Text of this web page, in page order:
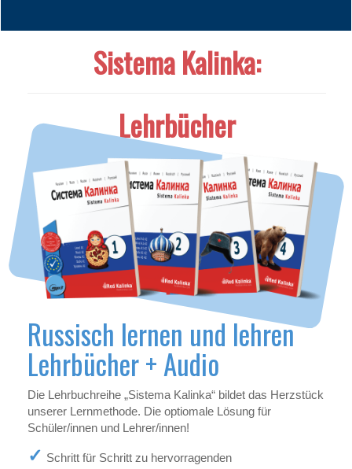
Sistema Kalinka:
Lehrbücher
Russisch lernen und lehren
Lehrbücher + Audio
Die Lehrbuchreihe „Sistema Kalinka“ bildet das Herzstück
unserer Lernmethode. Die optiomale Lösung für
Schüler/innen und Lehrer/innen!
Schritt für Schritt zu hervorragenden